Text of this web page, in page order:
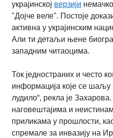
украјинској верзији
"Дојче веле". Постоје
активна у украјинским
Али ти детаљи њене
западним читаоцима.
Ток једностраних и често
информација које се шаљу
лудило“, рекла је
наговештајима и
приликама у прошлости,
спремале за инвазију на